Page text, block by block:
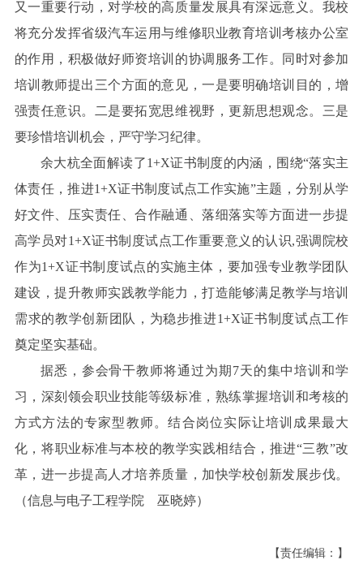
又一重要行动，对学校的高质量发展具有深远意义。我校
将充分发挥省级汽车运用与维修职业教育培训考核办公室
的作用，积极做好师资培训的协调服务工作。同时对参加
培训教师提出三个方面的意见，一是要明确培训目的，增
强责任意识。二是要拓宽思维视野，更新思想观念。三是
要珍惜培训机会，严守学习纪律。
余大杭全面解读了1+X证书制度的内涵，围绕“落实主
体责任，推进1+X证书制度试点工作实施”主题，分别从学
好文件、压实责任、合作融通、落细落实等方面进一步提
高学员对1+X证书制度试点工作重要意义的认识,强调院校
作为1+X证书制度试点的实施主体，要加强专业教学团队
建设，提升教师实践教学能力，打造能够满足教学与培训
需求的教学创新团队，为稳步推进1+X证书制度试点工作
奠定坚实基础。
据悉，参会骨干教师将通过为期7天的集中培训和学
习，深刻领会职业技能等级标准，熟练掌握培训和考核的
方式方法的专家型教师。结合岗位实际让培训成果最大
化，将职业标准与本校的教学实践相结合，推进“三教”改
革，进一步提高人才培养质量，加快学校创新发展步伐。
（信息与电子工程学院 巫晓婷）
【责任编辑：】